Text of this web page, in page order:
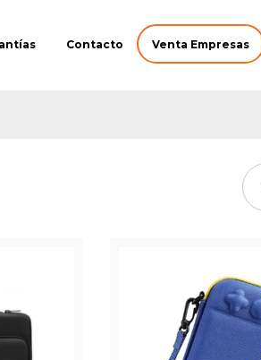
Venta Empresas
Contacto